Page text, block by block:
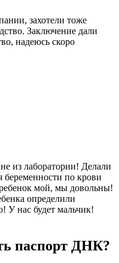
захотели тоже
Заключение дали
надеюсь скоро
из лаборатории! Делали
беременности по крови
ребенок мой, мы довольны!
определили
У нас будет мальчик!
паспорт ДНК?